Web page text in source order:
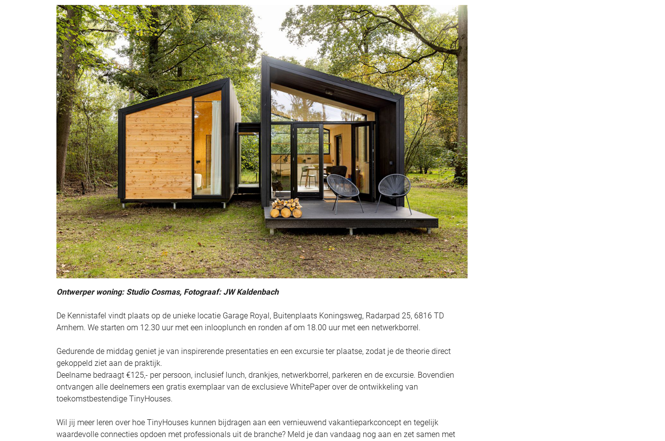
Ontwerper woning: Studio Cosmas, Fotograaf: JW Kaldenbach
De Kennistafel vindt plaats op de unieke locatie Garage Royal, Buitenplaats Koningsweg, Radarpad 25, 6816 TD
Arnhem. We starten om 12.30 uur met een inlooplunch en ronden af om 18.00 uur met een netwerkborrel.
Gedurende de middag geniet je van inspirerende presentaties en een excursie ter plaatse, zodat je de theorie direct
gekoppeld ziet aan de praktijk.
Deelname bedraagt €125,- per persoon, inclusief lunch, drankjes, netwerkborrel, parkeren en de excursie. Bovendien
ontvangen alle deelnemers een gratis exemplaar van de exclusieve WhitePaper over de ontwikkeling van
toekomstbestendige TinyHouses.
Wil jij meer leren over hoe TinyHouses kunnen bijdragen aan een vernieuwend vakantieparkconcept en tegelijk
waardevolle connecties opdoen met professionals uit de branche? Meld je dan vandaag nog aan en zet samen met